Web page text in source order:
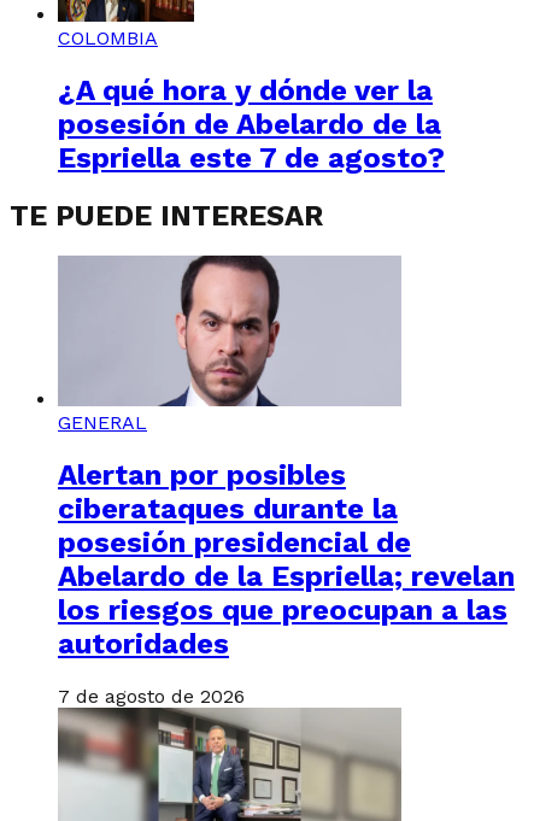
COLOMBIA
¿A qué hora y dónde ver la
posesión de Abelardo de la
Espriella este 7 de agosto?
TE PUEDE INTERESAR
GENERAL
Alertan por posibles
ciberataques durante la
posesión presidencial de
Abelardo de la Espriella; revelan
los riesgos que preocupan a las
autoridades
7 de agosto de 2026